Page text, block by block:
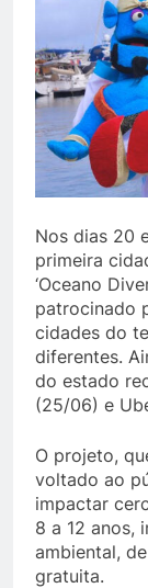
Nos dias 20
primeira
‘Oceano
patrocinado
cidades do
diferentes.
do estado
(25/06) e
O projeto,
voltado ao
impactar
8 a 12 anos,
ambiental,
gratuita.